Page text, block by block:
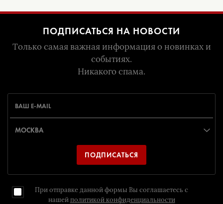
ПОДПИСАТЬСЯ НА НОВОСТИ
Только самая важная информация о новинках и
событиях.
Никакого спама.
ПОДПИСАТЬСЯ
При отправке данной формы Вы соглашаетесь с
нашей политикой конфиденциальности